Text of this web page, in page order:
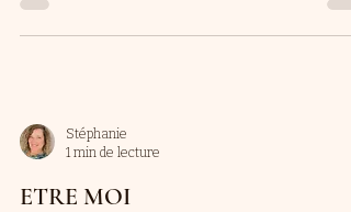
Stéphanie
1 min de lecture
ETRE MOI